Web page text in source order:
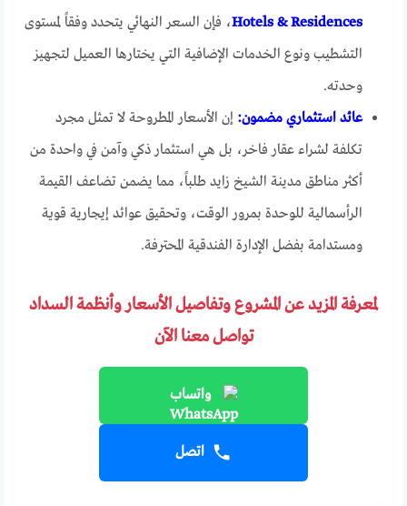
Hotels & Residences، فإن السعر النهائي يتحدد وفقاً لمستوى
التشطيب ونوع الخدمات الإضافية التي يختارها العميل لتجهيز
وحدته.
عائد استثماري مضمون: إن الأسعار المطروحة لا تمثل مجرد
تكلفة لشراء عقار فاخر، بل هي استثمار ذكي وآمن في واحدة من
أكثر مناطق مدينة الشيخ زايد طلباً، مما يضمن تضاعف القيمة
الرأسمالية للوحدة بمرور الوقت، وتحقيق عوائد إيجارية قوية
ومستدامة بفضل الإدارة الفندقية المحترفة.
لمعرفة المزيد عن المشروع وتفاصيل الأسعار وأنظمة السداد
تواصل معنا الآن
واتساب
اتصل